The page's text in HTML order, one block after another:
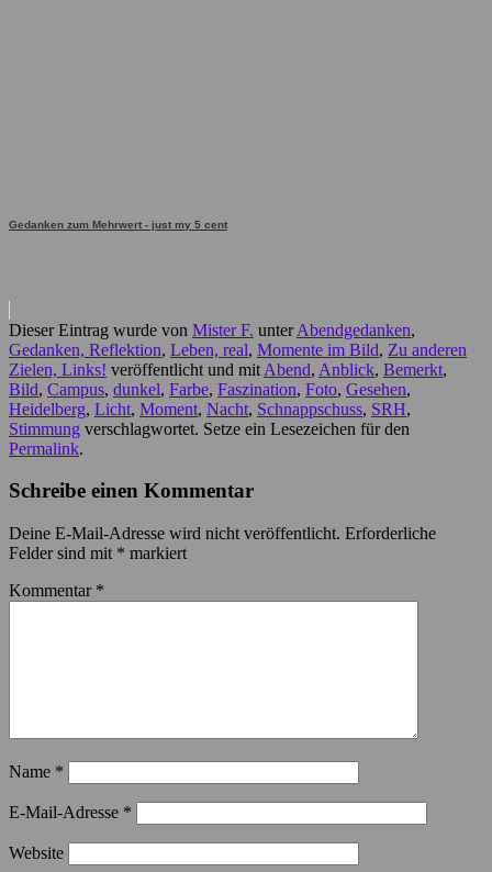
Gedanken zum Mehrwert - just my 5 cent
Dieser Eintrag wurde von Mister F. unterAbendgedanken,
Gedanken, Reflektion, Leben, real, Momente im Bild, Zu anderen
Zielen, Links! veröffentlicht und mit Abend, Anblick, Bemerkt,
Bild, Campus, dunkel, Farbe, Faszination, Foto, Gesehen,
Heidelberg, Licht, Moment, Nacht, Schnappschuss, SRH,
Stimmung verschlagwortet. Setze ein Lesezeichen für den
Permalink.
Schreibe einen Kommentar
Deine E-Mail-Adresse wird nicht veröffentlicht. Erforderliche
Felder sind mit * markiert
Kommentar *
Name *
E-Mail-Adresse *
Website